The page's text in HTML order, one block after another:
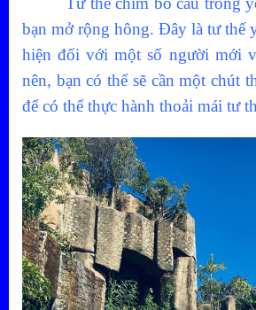
bạn mở rộng hông. Đây là tư thế
hiện đối với một số người mới
nên, bạn có thể sẽ cần một chút
để có thể thực hành thoải mái tư